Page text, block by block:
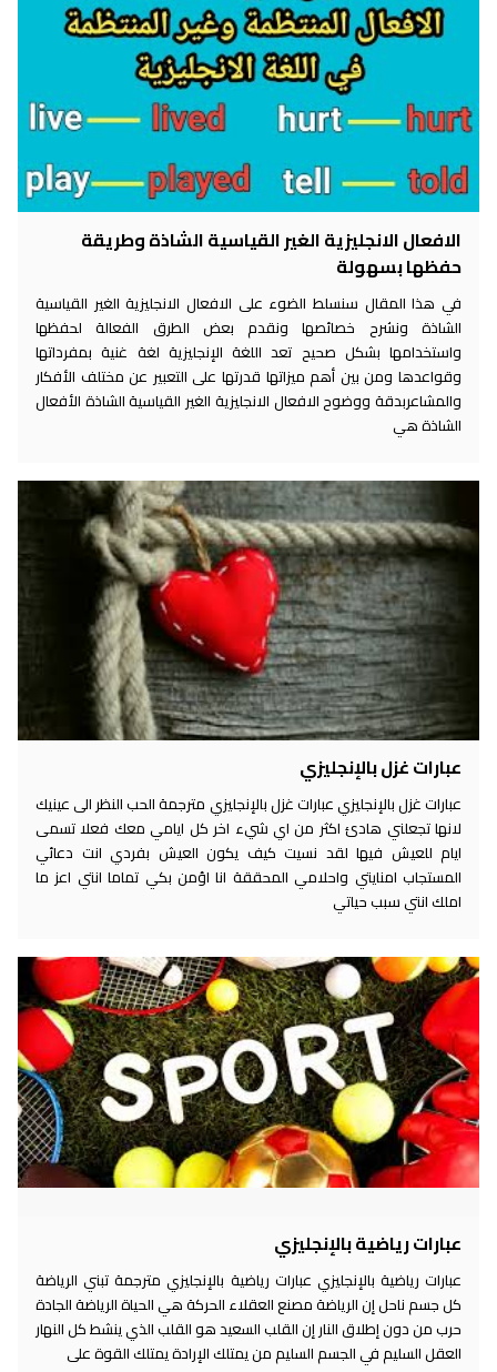
الافعال الانجليزية الغير القياسية الشاذة وطريقة
حفظها بسهولة
في هذا المقال سنسلط الضوء على الافعال الانجليزية الغير القياسية
الشاذة ونشرح خصائصها ونقدم بعض الطرق الفعالة لحفظها
واستخدامها بشكل صحيح تعد اللغة الإنجليزية لغة غنية بمفرداتها
وقواعدها ومن بين أهم ميزاتها قدرتها على التعبير عن مختلف الأفكار
والمشاعربدقة ووضوح الافعال الانجليزية الغير القياسية الشاذة الأفعال
الشاذة هي
عبارات غزل بالإنجليزي
عبارات غزل بالإنجليزي عبارات غزل بالإنجليزي مترجمة الحب النظر الى عينيك
لانها تجعلني هادئ اكثر من اي شيء اخر كل ايامي معك فعلا تسمى
ايام للعيش فيها لقد نسيت كيف يكون العيش بفردي انت دعائي
المستجاب امنايتي واحلامي المحققة انا اؤمن بكي تماما انتي اعز ما
املك انتي سبب حياتي
عبارات رياضية بالإنجليزي
عبارات رياضية بالإنجليزي عبارات رياضية بالإنجليزي مترجمة تبني الرياضة
كل جسم ناحل إن الرياضة مصنع العقلاء الحركة هي الحياة الرياضة الجادة
حرب من دون إطلاق النار إن القلب السعيد هو القلب الذي ينشط كل النهار
العقل السليم في الجسم السليم من يمتلك الإرادة يمتلك القوة على